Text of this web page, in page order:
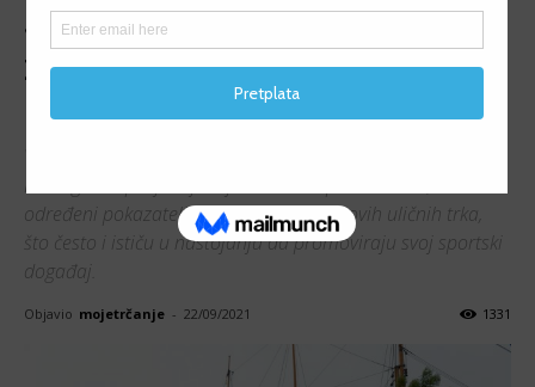
STANDARDI EA: Šta znače
zvjezdice Europske atletike
na uličnim trkama?
Hercegovini posjeduje zvjezdice Europske atletike, kao
određeni pokazatelj nivoa kvaliteta njihovih uličnih trka,
što često i ističu u nastojanju da promoviraju svoj sportski
događaj.
Objavio mojetrčanje - 22/09/2021 1331